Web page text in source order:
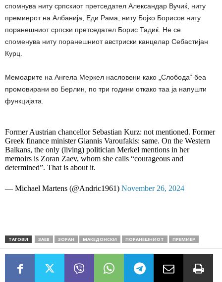
спомнува ниту српскиот претседател Александар Вучиќ, ниту
премиерот на Албанија, Еди Рама, ниту Бојко Борисов ниту
поранешниот српски претседател Борис Тадиќ. Не се
споменува ниту поранешниот австриски канцелар Себастијан
Курц.
Мемоарите на Ангела Меркел насловени како „Слобода“ беа
промовирани во Берлин, по три години откако таа ја напушти
функцијата.
Former Austrian chancellor Sebastian Kurz: not mentioned. Former
Greek finance minister Giannis Varoufakis: same. On the Western
Balkans, the only (living) politician Merkel mentions in her
memoirs is Zoran Zaev, whom she calls “courageous and
determined”. That is about it.
— Michael Martens (@Andric1961) November 26, 2024
ТАГОВИ ЗАЕВ ЗОРАН МАКЕДОНСКИ ПОРАНЕШНИОТ ПРЕМИЕР